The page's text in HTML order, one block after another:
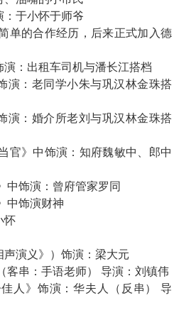
：于小怀于师爷
单的合作经历，后来正式加入德
：出租车司机与潘长江搭档
：老同学小朱与巩汉林金珠搭
：婚介所老刘与巩汉林金珠搭
》中饰演：知府魏敏中、郎中
中饰演：曾府管家罗同
中饰演财神
怀
声演义》）饰演：梁大元
客串：手语老师） 导演：刘镇伟
人》饰演：华夫人（反串） 导